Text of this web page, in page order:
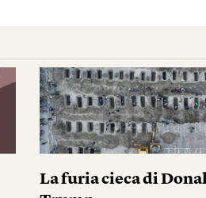
La furia cieca di